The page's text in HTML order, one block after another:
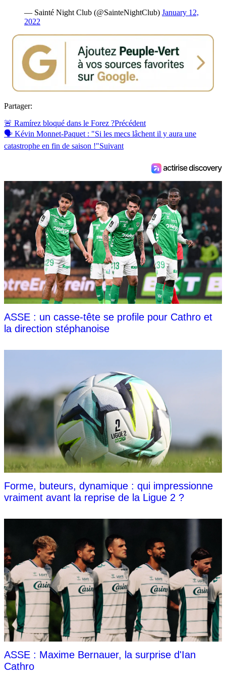
— Sainté Night Club (@SainteNightClub) January 12,
2022
Partager:
🚨 Ramírez bloqué dans le Forez ?Précédent
🗣 Kévin Monnet-Paquet : "Si les mecs lâchent il y aura une
catastrophe en fin de saison !"Suivant
ASSE : un casse-tête se profile pour Cathro et
la direction stéphanoise
Forme, buteurs, dynamique : qui impressionne
vraiment avant la reprise de la Ligue 2 ?
ASSE : Maxime Bernauer, la surprise d'Ian
Cathro